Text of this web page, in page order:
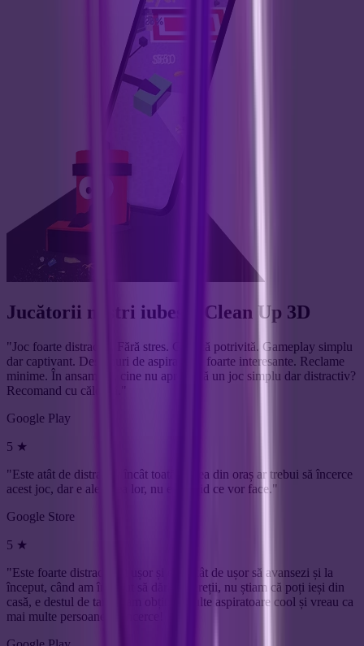
Jucătorii noștri iubesc: Clean Up 3D
"Joc foarte distractiv. Fără stres. Grafică potrivită. Gameplay simplu
dar captivant. Designuri de aspiratoare foarte interesante. Reclame
minime. În ansamblu, cine nu apreciază un joc simplu dar distractiv?
Recomand cu căldură."
Google Play
5 ★
"Este atât de distractiv încât toată lumea din oraș ar trebui să încerce
acest joc, dar e alegerea lor, nu eu decid ce vor face."
Google Store
5 ★
"Este foarte distractiv și ușor și este atât de ușor să avansezi și la
început, când am început să dărâm pereții, nu știam că poți ieși din
casă, e destul de tare și am obținut multe aspiratoare cool și vreau ca
mai multe persoane să încerce! ♥️"